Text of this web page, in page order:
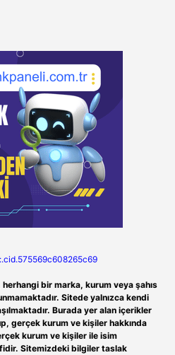
bir marka, kurum veya şahıs
Sitede yalnızca kendi
Burada yer alan içerikler
gerçek kurum ve kişiler hakkında
kurum ve kişiler ile isim
Sitemizdeki bilgiler taslak